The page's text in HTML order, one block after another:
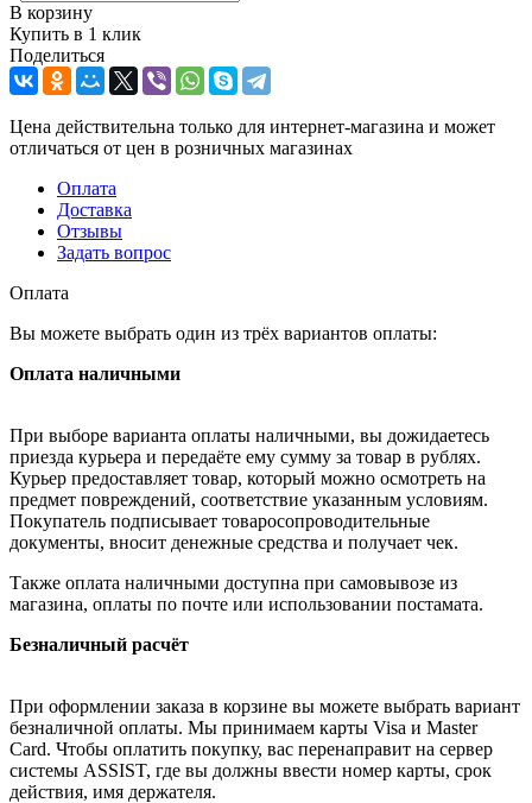
В корзину
Купить в 1 клик
Поделиться
Цена действительна только для интернет-магазина и может
отличаться от цен в розничных магазинах
Оплата
Доставка
Отзывы
Задать вопрос
Оплата
Вы можете выбрать один из трёх вариантов оплаты:
Оплата наличными
При выборе варианта оплаты наличными, вы дожидаетесь
приезда курьера и передаёте ему сумму за товар в рублях.
Курьер предоставляет товар, который можно осмотреть на
предмет повреждений, соответствие указанным условиям.
Покупатель подписывает товаросопроводительные
документы, вносит денежные средства и получает чек.
Также оплата наличными доступна при самовывозе из
магазина, оплаты по почте или использовании постамата.
Безналичный расчёт
При оформлении заказа в корзине вы можете выбрать вариант
безналичной оплаты. Мы принимаем карты Visa и Master
Card. Чтобы оплатить покупку, вас перенаправит на сервер
системы ASSIST, где вы должны ввести номер карты, срок
действия, имя держателя.